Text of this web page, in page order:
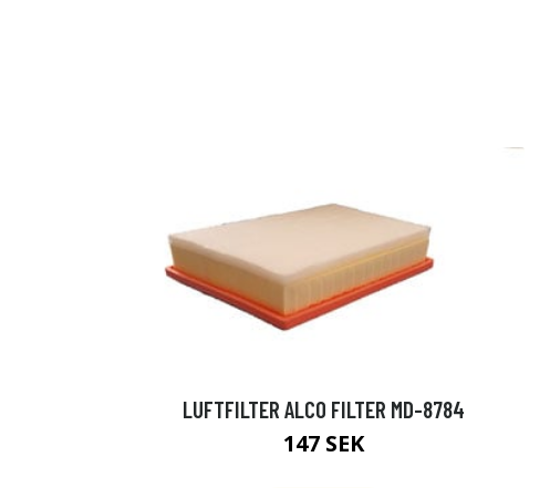
LUFTFILTER ALCO FILTER MD-8784
147 SEK